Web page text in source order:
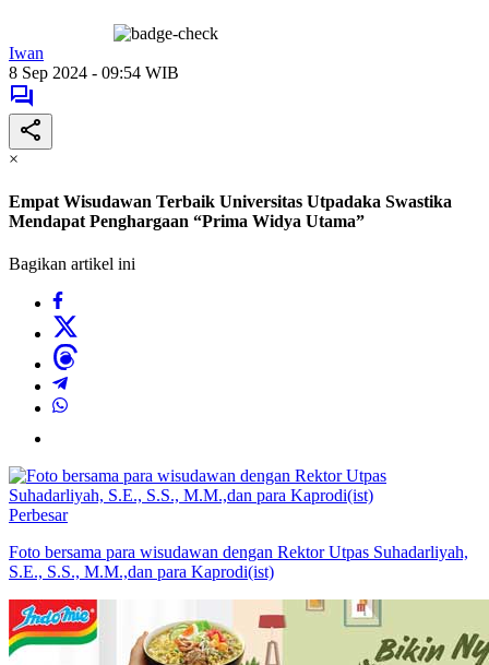
Iwan
8 Sep 2024 - 09:54 WIB
×
Empat Wisudawan Terbaik Universitas Utpadaka Swastika
Mendapat Penghargaan “Prima Widya Utama”
Bagikan artikel ini
Perbesar
Foto bersama para wisudawan dengan Rektor Utpas Suhadarliyah,
S.E., S.S., M.M.,dan para Kaprodi(ist)